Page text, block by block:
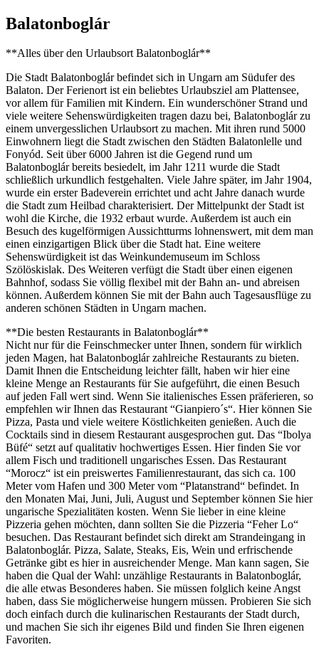
Balatonboglár
**Alles über den Urlaubsort Balatonboglár**
Die Stadt Balatonboglár befindet sich in Ungarn am Südufer des
Balaton. Der Ferienort ist ein beliebtes Urlaubsziel am Plattensee,
vor allem für Familien mit Kindern. Ein wunderschöner Strand und
viele weitere Sehenswürdigkeiten tragen dazu bei, Balatonboglár zu
einem unvergesslichen Urlaubsort zu machen. Mit ihren rund 5000
Einwohnern liegt die Stadt zwischen den Städten Balatonlelle und
Fonyód. Seit über 6000 Jahren ist die Gegend rund um
Balatonboglár bereits besiedelt, im Jahr 1211 wurde die Stadt
schließlich urkundlich festgehalten. Viele Jahre später, im Jahr 1904,
wurde ein erster Badeverein errichtet und acht Jahre danach wurde
die Stadt zum Heilbad charakterisiert. Der Mittelpunkt der Stadt ist
wohl die Kirche, die 1932 erbaut wurde. Außerdem ist auch ein
Besuch des kugelförmigen Aussichtturms lohnenswert, mit dem man
einen einzigartigen Blick über die Stadt hat. Eine weitere
Sehenswürdigkeit ist das Weinkundemuseum im Schloss
Szölöskislak. Des Weiteren verfügt die Stadt über einen eigenen
Bahnhof, sodass Sie völlig flexibel mit der Bahn an- und abreisen
können. Außerdem können Sie mit der Bahn auch Tagesausflüge zu
anderen schönen Städten in Ungarn machen.
**Die besten Restaurants in Balatonboglár**
Nicht nur für die Feinschmecker unter Ihnen, sondern für wirklich
jeden Magen, hat Balatonboglár zahlreiche Restaurants zu bieten.
Damit Ihnen die Entscheidung leichter fällt, haben wir hier eine
kleine Menge an Restaurants für Sie aufgeführt, die einen Besuch
auf jeden Fall wert sind. Wenn Sie italienisches Essen präferieren, so
empfehlen wir Ihnen das Restaurant “Gianpiero´s“. Hier können Sie
Pizza, Pasta und viele weitere Köstlichkeiten genießen. Auch die
Cocktails sind in diesem Restaurant ausgesprochen gut. Das “Ibolya
Büfé“ setzt auf qualitativ hochwertiges Essen. Hier finden Sie vor
allem Fisch und traditionell ungarisches Essen. Das Restaurant
“Morocz“ ist ein preiswertes Familienrestaurant, das sich ca. 100
Meter vom Hafen und 300 Meter vom “Platanstrand“ befindet. In
den Monaten Mai, Juni, Juli, August und September können Sie hier
ungarische Spezialitäten kosten. Wenn Sie lieber in eine kleine
Pizzeria gehen möchten, dann sollten Sie die Pizzeria “Feher Lo“
besuchen. Das Restaurant befindet sich direkt am Strandeingang in
Balatonboglár. Pizza, Salate, Steaks, Eis, Wein und erfrischende
Getränke gibt es hier in ausreichender Menge. Man kann sagen, Sie
haben die Qual der Wahl: unzählige Restaurants in Balatonboglár,
die alle etwas Besonderes haben. Sie müssen folglich keine Angst
haben, dass Sie möglicherweise hungern müssen. Probieren Sie sich
doch einfach durch die kulinarischen Restaurants der Stadt durch,
und machen Sie sich ihr eigenes Bild und finden Sie Ihren eigenen
Favoriten.